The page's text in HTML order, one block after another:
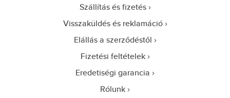
Szállítás és fizetés
Visszaküldés és reklamáció
Elállás a szerződéstől
Fizetési feltételek
Eredetiségi garancia
Rólunk